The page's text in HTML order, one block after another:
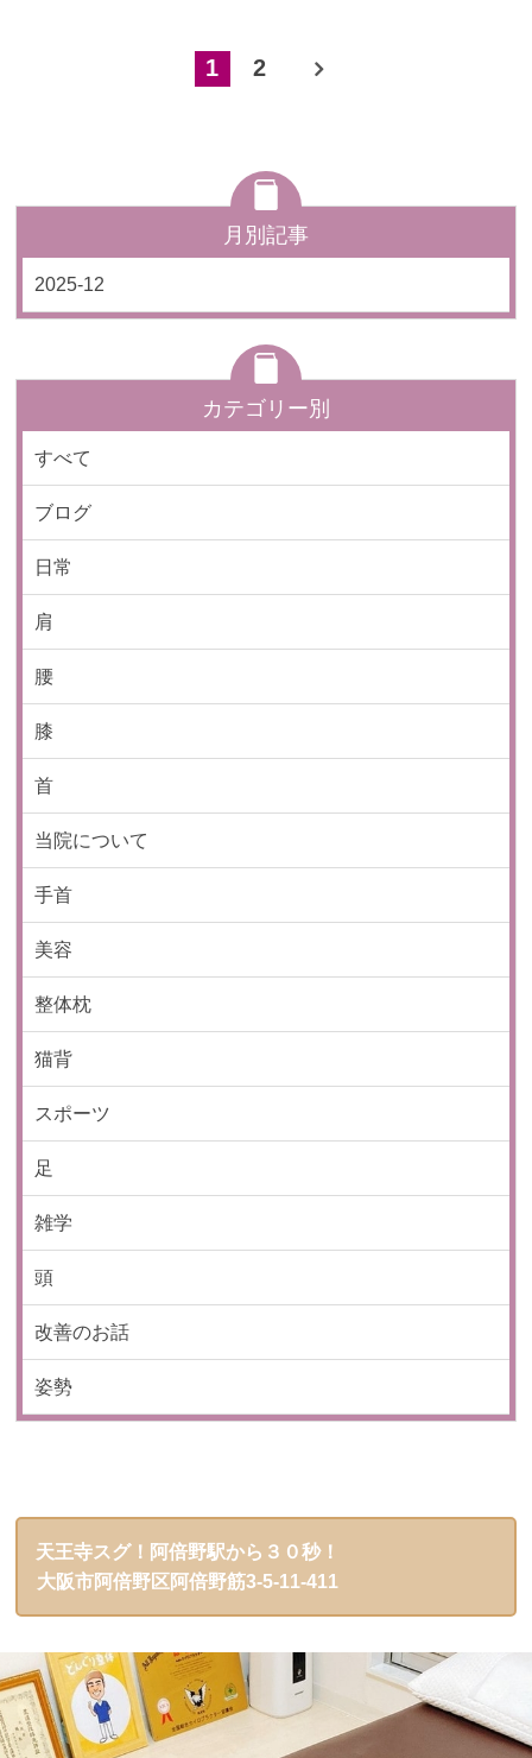
1 2
月別記事
2025-12
カテゴリー別
すべて
ブログ
日常
肩
腰
膝
首
当院について
手首
美容
整体枕
猫背
スポーツ
足
雑学
頭
改善のお話
姿勢
天王寺スグ！阿倍野駅から３０秒！
大阪市阿倍野区阿倍野筋3-5-11-411